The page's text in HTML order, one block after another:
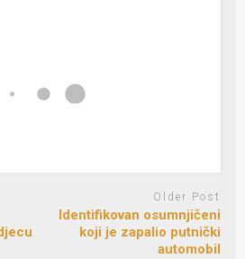
Older Post
Identifikovan osumnjičeni
koji je zapalio putnički
automobil